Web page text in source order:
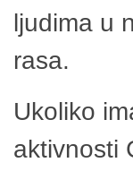
ljudima u
rasa.
Ukoliko
aktivnosti